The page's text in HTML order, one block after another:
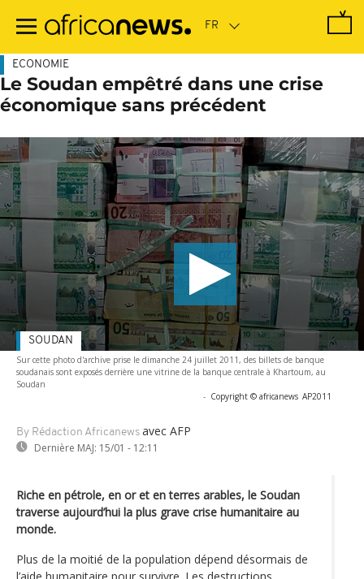
contenu
ECONOMIE
Le Soudan empêtré dans une crise
économique sans précédent
Sur cette photo d'archive prise le dimanche 24 juillet 2011, des billets de banque
soudanais sont exposés derrière une vitrine de la banque centrale à Khartoum, au
Soudan
- Copyright © africanews AP2011
By Rédaction Africanews avec AFP
Dernière MAJ: 15/01 - 12:11
SOUDAN
Riche en pétrole, en or et en terres arables, le Soudan
traverse aujourd’hui la plus grave crise humanitaire au
monde.
Plus de la moitié de la population dépend désormais de